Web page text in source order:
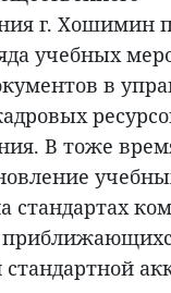
г. Хошимин
учебных
в
В тоже
стандартах